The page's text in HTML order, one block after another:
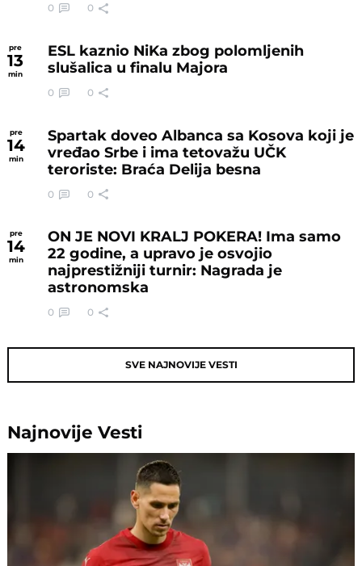
0 0
pre
13
min
ESL kaznio NiKa zbog polomljenih
slušalica u finalu Majora
0 0
pre
14
min
Spartak doveo Albanca sa Kosova koji je
vređao Srbe i ima tetovažu UČK
teroriste: Braća Delija besna
0 0
pre
14
min
ON JE NOVI KRALJ POKERA! Ima samo
22 godine, a upravo je osvojio
najprestižniji turnir: Nagrada je
astronomska
0 0
SVE NAJNOVIJE VESTI
NajnovijeVesti